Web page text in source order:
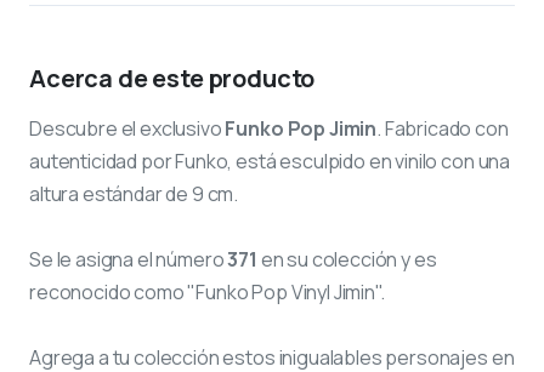
Acerca de este producto
Descubre el exclusivoFunko Pop Jimin. Fabricado con
autenticidad por Funko, está esculpido en vinilo con una
altura estándar de 9 cm.
Se le asigna el número371 en su colección y es
reconocido como "Funko Pop Vinyl Jimin".
Agrega a tu colección estos inigualables personajes en